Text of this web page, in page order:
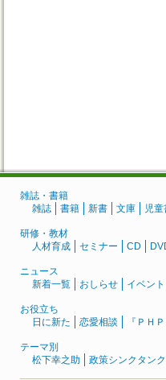
雑誌・書籍
雑誌
書籍 新書 文庫 児
研修・教材
人材育成
セミナー CD
ニュース
新着一覧
おしらせ イベント
お役立ち
日に新た
恋愛相談 『ＰＨ
テーマ別
松下幸之助
政策シンクタン